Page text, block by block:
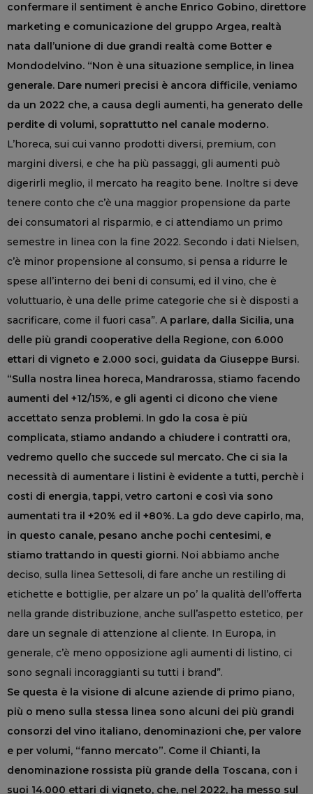
confermare il sentiment è anche Enrico Gobino, direttore
marketing e comunicazione del gruppo Argea, realtà
nata dall’unione di due grandi realtà come Botter e
Mondodelvino. “Non è una situazione semplice, in linea
generale. Dare numeri precisi è ancora difficile, veniamo
da un 2022 che, a causa degli aumenti, ha generato delle
perdite di volumi, soprattutto nel canale moderno.
L’horeca, sui cui vanno prodotti diversi, premium, con
margini diversi, e che ha più passaggi, gli aumenti può
digerirli meglio, il mercato ha reagito bene. Inoltre si deve
tenere conto che c’è una maggior propensione da parte
dei consumatori al risparmio, e ci attendiamo un primo
semestre in linea con la fine 2022. Secondo i dati Nielsen,
c’è minor propensione al consumo, si pensa a ridurre le
spese all’interno dei beni di consumi, ed il vino, che è
voluttuario, è una delle prime categorie che si è disposti a
sacrificare, come il fuori casa”. A parlare, dalla Sicilia, una
delle più grandi cooperative della Regione, con 6.000
ettari di vigneto e 2.000 soci, guidata da Giuseppe Bursi.
“Sulla nostra linea horeca, Mandrarossa, stiamo facendo
aumenti del +12/15%, e gli agenti ci dicono che viene
accettato senza problemi. In gdo la cosa è più
complicata, stiamo andando a chiudere i contratti ora,
vedremo quello che succede sul mercato. Che ci sia la
necessità di aumentare i listini è evidente a tutti, perchè i
costi di energia, tappi, vetro cartoni e così via sono
aumentati tra il +20% ed il +80%. La gdo deve capirlo, ma,
in questo canale, pesano anche pochi centesimi, e
stiamo trattando in questi giorni. Noi abbiamo anche
deciso, sulla linea Settesoli, di fare anche un restiling di
etichette e bottiglie, per alzare un po’ la qualità dell’offerta
nella grande distribuzione, anche sull’aspetto estetico, per
dare un segnale di attenzione al cliente. In Europa, in
generale, c’è meno opposizione agli aumenti di listino, ci
sono segnali incoraggianti su tutti i brand”.
Se questa è la visione di alcune aziende di primo piano,
più o meno sulla stessa linea sono alcuni dei più grandi
consorzi del vino italiano, denominazioni che, per valore
e per volumi, “fanno mercato”. Come il Chianti, la
denominazione rossista più grande della Toscana, con i
suoi 14.000 ettari di vigneto, che, nel 2022, ha messo sul